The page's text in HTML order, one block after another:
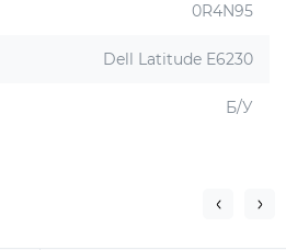
0R4N95
Dell Latitude E6230
Б/У